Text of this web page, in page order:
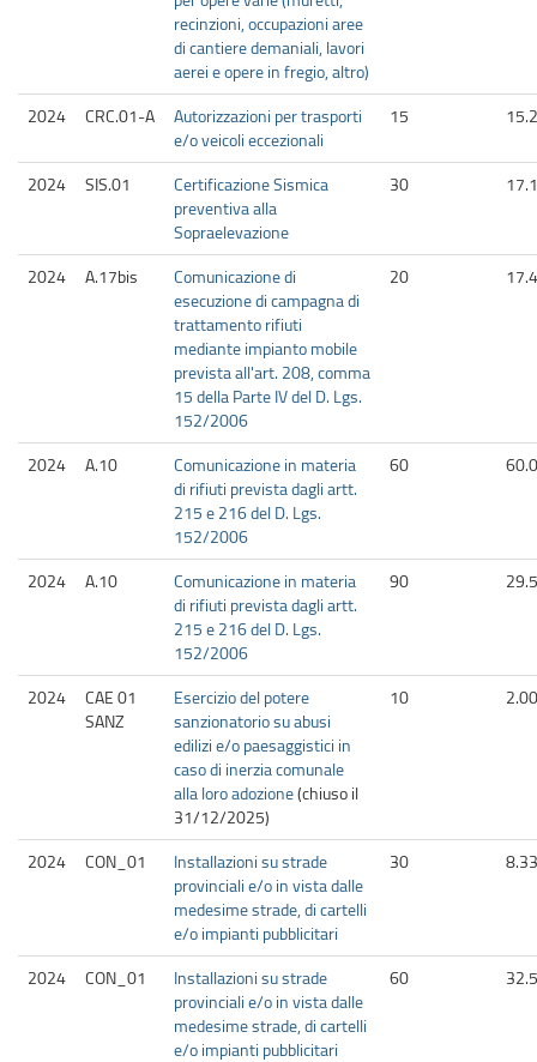
recinzioni, occupazioni aree
di cantiere demaniali, lavori
aerei e opere in fregio, altro)
2024
CRC.01-A
Autorizzazioni per trasporti
e/o veicoli eccezionali
15
2024 SIS.01
Certificazione Sismica
preventiva alla
Sopraelevazione
30
2024 A.17bis
Comunicazione di
esecuzione di campagna di
trattamento rifiuti
mediante impianto mobile
prevista all'art. 208, comma
15 della Parte IV del D. Lgs.
152/2006
20
2024 A.10
Comunicazione in materia
di rifiuti prevista dagli artt.
215 e 216 del D. Lgs.
152/2006
60
2024 A.10
Comunicazione in materia
di rifiuti prevista dagli artt.
215 e 216 del D. Lgs.
152/2006
90
2024
CAE 01
SANZ
Esercizio del potere
sanzionatorio su abusi
edilizi e/o paesaggistici in
caso di inerzia comunale
alla loro adozione(chiuso il
31/12/2025)
10 2.00
2024 CON_01
Installazioni su strade
provinciali e/o in vista dalle
medesime strade, di cartelli
e/o impianti pubblicitari
30 8.33
2024 CON_01
Installazioni su strade
provinciali e/o in vista dalle
medesime strade, di cartelli
e/o impianti pubblicitari
60